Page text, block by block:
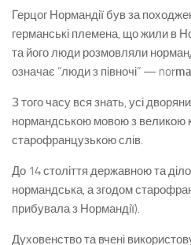
Герцог Нормандії був за
германські племена, що жили в
та його люди розмовляли
означає “люди з півночі” — nor
З того часу вся знать, усі
нормандською мовою з великою
старофранцузькою слів.
До 14 століття державною та
нормандська, а згодом
прибувала з Нормандії).
Духовенство та вчені